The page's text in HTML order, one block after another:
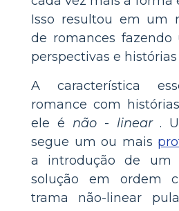
Isso resultou em um
de romances
perspectivas e histórias
A característica
romance com
ele é não- linear.
segue um ou mais
a introdução de um
solução em ordem
trama não-linear